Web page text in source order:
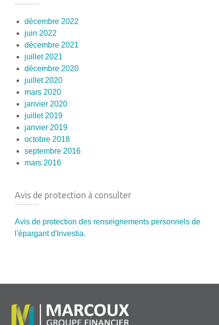
décembre 2022
juin 2022
décembre 2021
juillet 2021
décembre 2020
juillet 2020
mars 2020
janvier 2020
juillet 2019
janvier 2019
octobre 2018
septembre 2016
mars 2016
Avis de protection à consulter
Avis de protection des renseignements personnels de
l'épargant d'Investia.